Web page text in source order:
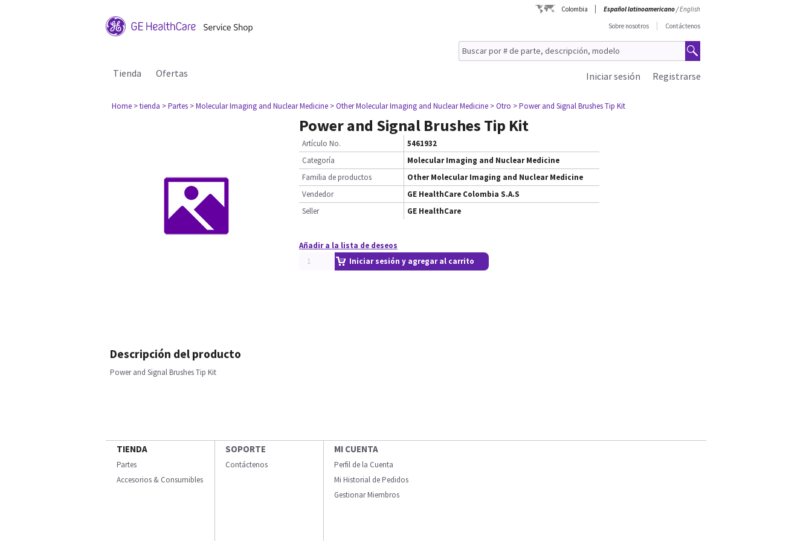
Colombia Español latinoamericano/English
Sobre nosotros
Contáctenos
Tienda Ofertas Registrarse
Iniciar sesión
Home > tienda > Partes > Molecular Imaging and Nuclear Medicine > Other Molecular Imaging and Nuclear Medicine > Otro > Power and Signal Brushes Tip Kit
Power and Signal Brushes Tip Kit
Artículo No.
5461932
Categoría
Molecular Imaging and Nuclear Medicine
Familia de productos
Other Molecular Imaging and Nuclear Medicine
Vendedor
GE HealthCare Colombia S.A.S
Seller
GE HealthCare
Añadir a la lista de deseos
Iniciar sesión y agregar al carrito
Descripción del producto
Power and Signal Brushes Tip Kit
TIENDA
Partes
Accesorios & Consumibles
SOPORTE
Contáctenos
MI CUENTA
Perfil de la Cuenta
Mi Historial de Pedidos
Gestionar Miembros